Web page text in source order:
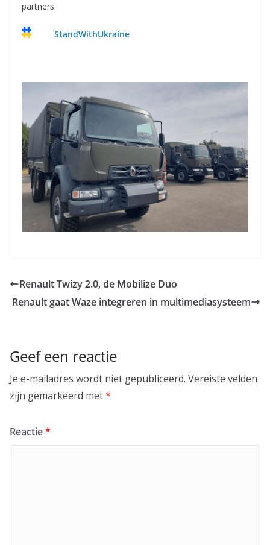
partners.
StandWithUkraine
Renault Twizy 2.0, de Mobilize Duo
Renault gaat Waze integreren in multimediasysteem
Geef een reactie
Je e-mailadres wordt niet gepubliceerd. Vereiste velden
zijn gemarkeerd met*
Reactie*